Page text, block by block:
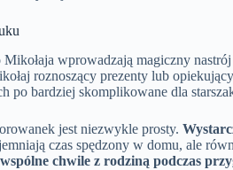
wprowadzają magiczny
roznoszący prezenty lub
po bardziej skomplikowane dla
jest niezwykle prosty.
czas spędzony w domu, ale
chwile z rodziną podczas